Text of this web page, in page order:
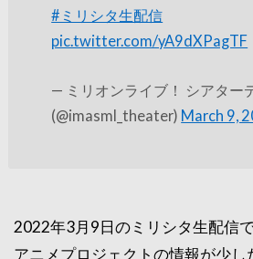
#ミリシタ生配信
pic.twitter.com/yA9dXPagTF
— ミリオンライブ！ シアター
(@imasml_theater) March 9,
2022年3月9日のミリシタ生配信
アニメプロジェクトの情報が少し